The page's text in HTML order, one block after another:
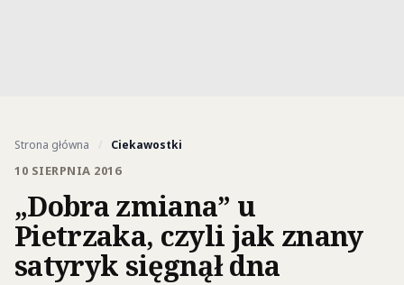
Strona główna / Ciekawostki
10 SIERPNIA 2016
„Dobra zmiana” u
Pietrzaka, czyli jak znany
satyryk sięgnął dna